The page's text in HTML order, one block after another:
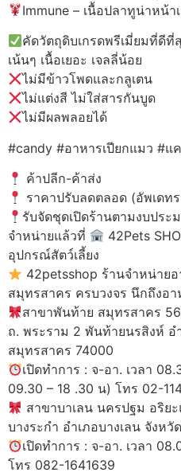
Immune – เนื้อปลาทูน่าหน้า
คัดวัตถุดิบเกรดพรีเมี่ยมที่ดี
เน้นๆ เนื้อเยอะ เจลลี่น้อย
ไม่มีข้าวโพดและกลูเตน
ไม่แต่งสี ไม่ใส่สารกันบูด
ไม่มีผลพลอยได้
#candy #อาหารเปียกแมว #แ
ค้าปลีก-ค้าส่ง
ราคาปรับลดตลอด (อัพเดท
รับจัดชุดเปิดร้านตามงบประ
จำหน่ายแล้วที่
42Pets
อุปกรณ์สัตว์เลี้ยง
42petsshop ร้านจำหน่าย
สมุทรสาคร ครบวงจร นึกถึงอา
สาขาพันท้าย สมุทรสาคร
ถ. พระราม 2 พันท้ายนรสิงห์ อ
สมุทรสาคร 74000
เปิดทำการ : จ-อา. เวลา
09.30 – 18 .30 น) โทร 02-
สาขาบาเลน นครปฐม อริย
บางระกำ อำเภอบางเลน จังห
เปิดทำการ : จ-อา. เวลา
โทร 082-1641639